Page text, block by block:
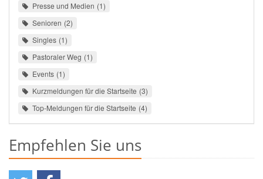
Presse und Medien 1
Senioren 2
Singles 1
Pastoraler Weg 1
Events 1
Kurzmeldungen für die Startseite 3
Top-Meldungen für die Startseite 4
Empfehlen Sie uns